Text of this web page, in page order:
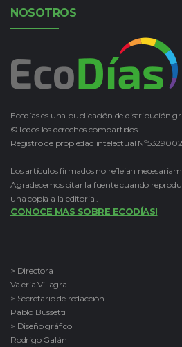
NOSOTROS
Ecodías es una publicación de distribución
©Todos los derechos compartidos.
Registro de propiedad intelectual Nº5329002
Los artículos firmados no reflejan
Agradecemos citar la fuente cuando
una copia a la editorial.
CONOCE MAS SOBRE ECODÍAS!
> Directora
Valeria Villagra
> Secretario de redacción
Pablo Bussetti
> Diseño gráfico
Rodrigo Galán